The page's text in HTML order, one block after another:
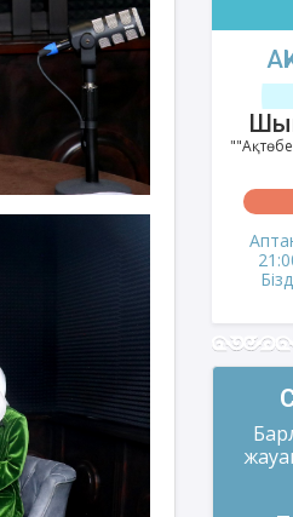
ДӘРІСТЕРІ
Смағұлов
облыстық мешітінің
наиб имамы
ЭФИРДЕ